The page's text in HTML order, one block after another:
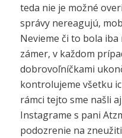
teda nie je možné
správy nereagujú,
Nevieme či to bola
zámer, v každom
dobrovoľníčkami
kontrolujeme všetku
rámci tejto sme našli
Instagrame s pani
podozrenie na